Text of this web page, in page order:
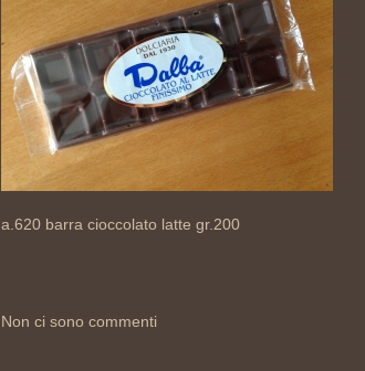
a.620 barra cioccolato latte gr.200
Non ci sono commenti